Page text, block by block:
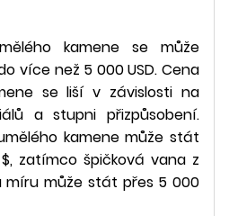
kamene se může
více než 5 000 USD. Cena
se liší v závislosti na
a stupni přizpůsobení.
kamene může stát
zatímco špičková vana z
míru může stát přes 5 000